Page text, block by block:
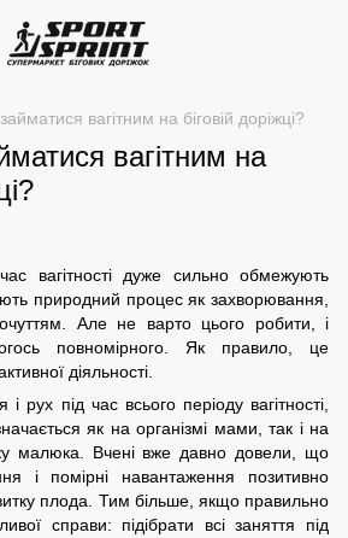
вагітним на біговій доріжці?
вагітним на
вагітності дуже сильно обмежують
природний процес як захворювання,
Але не варто цього робити, і
повномірного. Як правило, це
діяльності.
рух під час всього періоду вагітності,
як на організмі мами, так і на
малюка. Вчені вже давно довели, що
і помірні навантаження позитивно
плода. Тим більше, якщо правильно
справи: підібрати всі заняття під